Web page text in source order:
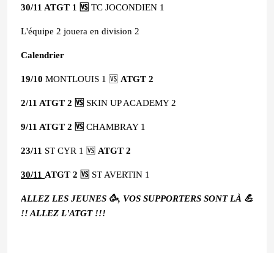
30/11 ATGT 1 🆚 TC JOCONDIEN 1
L'équipe 2 jouera en division 2
Calendrier
19/10 MONTLOUIS 1 🆚 ATGT 2
2/11 ATGT 2 🆚 SKIN UP ACADEMY 2
9/11 ATGT 2 🆚 CHAMBRAY 1
23/11 ST CYR 1 🆚 ATGT 2
30/11 ATGT 2 🆚 ST AVERTIN 1
ALLEZ LES JEUNES 🥳, VOS SUPPORTERS SONT LÀ 💪
!! ALLEZ L'ATGT !!!